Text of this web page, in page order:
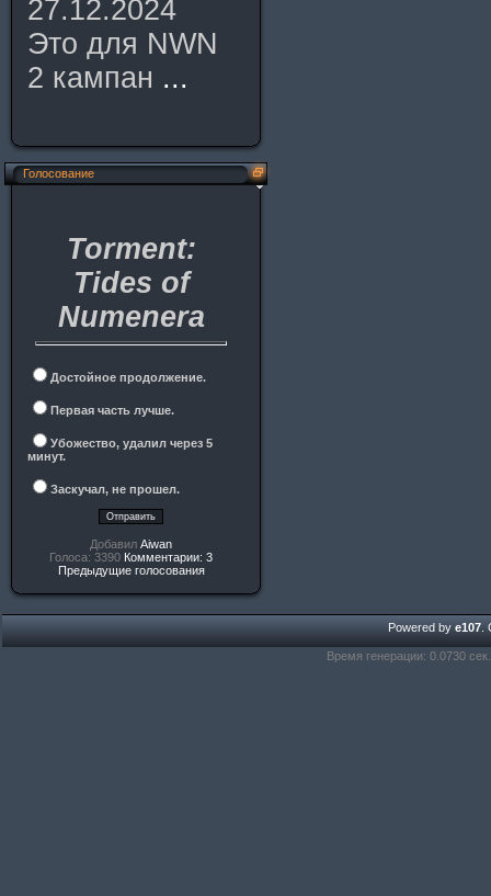
27.12.2024
Это для NWN
2 кампан ...
Голосование
Torment:
Tides of
Numenera
Достойное продолжение.
Первая часть лучше.
Убожество, удалил через 5
минут.
Заскучал, не прошел.
Добавил Aiwan
Голоса: 3390 Комментарии: 3
Предыдущие голосования
Powered by e107
Время генерации: 0.0730